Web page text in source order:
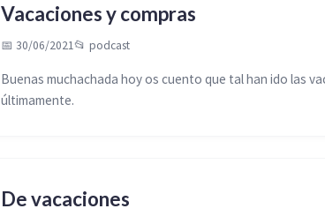
Vacaciones y compras
📅 30/06/2021📂 podcast
Buenas muchachada hoy os cuento que tal han ido las
últimamente.
De vacaciones